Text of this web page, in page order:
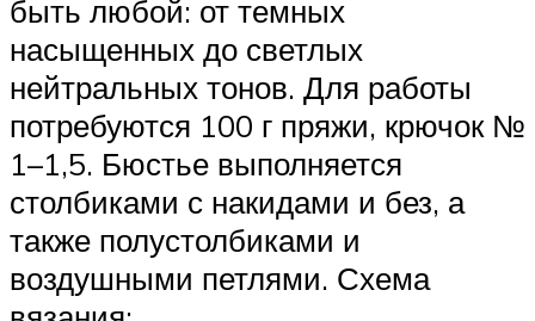
быть любой: от темных
насыщенных до светлых
нейтральных тонов. Для работы
потребуются 100 г пряжи, крючок №
1–1,5. Бюстье выполняется
столбиками с накидами и без, а
также полустолбиками и
воздушными петлями. Схема